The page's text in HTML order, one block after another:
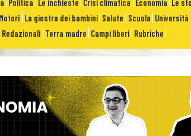
Politica Le inchieste Crisi climatica Economia Le
Motori La giostra dei bambini Salute Scuola
Redazionali Terra madre Campi liberi Rubriche